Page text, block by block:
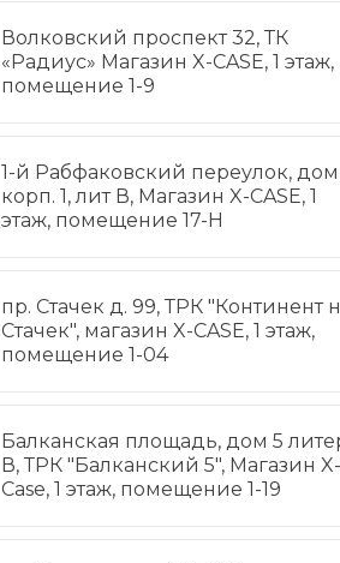
Волковский проспект 32, ТК
«Радиус» Магазин X-CASE, 1 этаж,
помещение 1-9
1-й Рабфаковский переулок, дом
корп. 1, лит В, Магазин X-CASE, 1
этаж, помещение 17-Н
пр. Стачек д. 99, ТРК "Континент
Стачек", магазин X-CASE, 1 этаж,
помещение 1-04
Балканская площадь, дом 5
В, ТРК "Балканский 5", Магазин X-
Case, 1 этаж, помещение 1-19